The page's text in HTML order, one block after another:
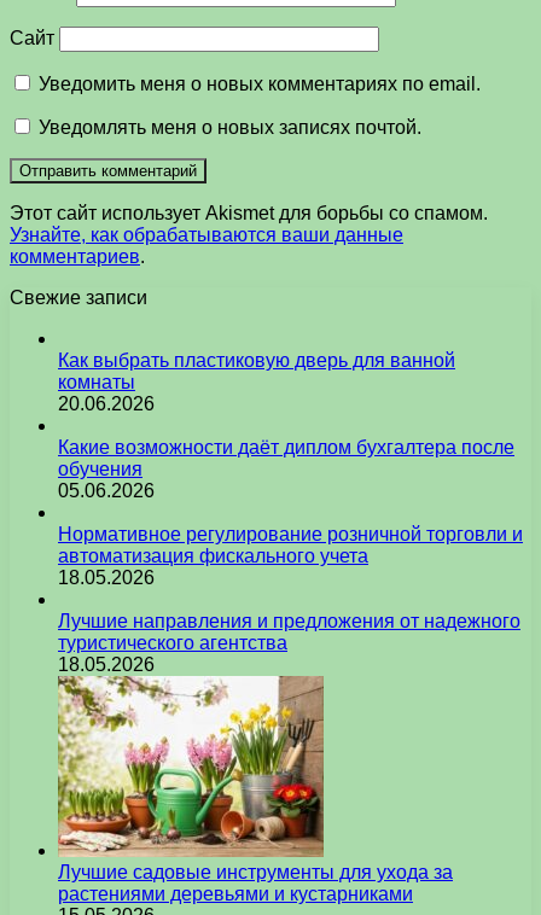
Сайт
Уведомить меня о новых комментариях по email.
Уведомлять меня о новых записях почтой.
Этот сайт использует Akismet для борьбы со спамом.
Узнайте, как обрабатываются ваши данные
комментариев.
Свежие записи
Как выбрать пластиковую дверь для ванной
комнаты
20.06.2026
Какие возможности даёт диплом бухгалтера после
обучения
05.06.2026
Нормативное регулирование розничной торговли и
автоматизация фискального учета
18.05.2026
Лучшие направления и предложения от надежного
туристического агентства
18.05.2026
Лучшие садовые инструменты для ухода за
растениями деревьями и кустарниками